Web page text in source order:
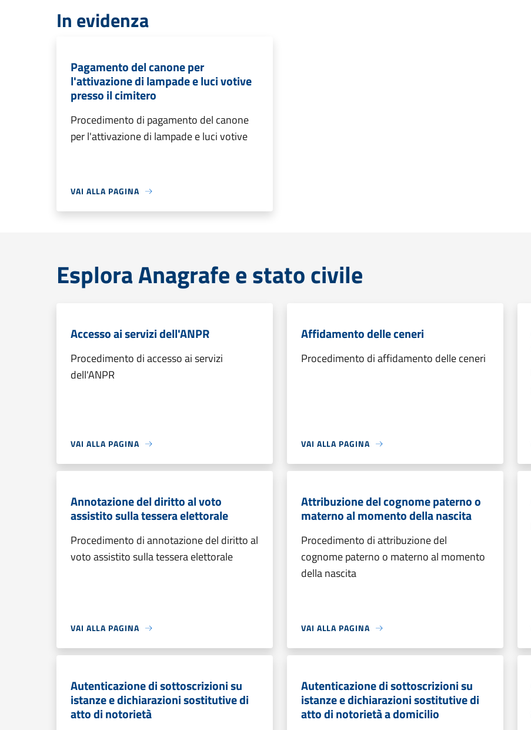
In evidenza
Pagamento del canone per
l'attivazione di lampade e luci votive
presso il cimitero
Procedimento di pagamento del canone
per l'attivazione di lampade e luci votive
VAI ALLA PAGINA
Esplora Anagrafe e stato civile
Accesso ai servizi dell'ANPR
Procedimento di accesso ai servizi
dell'ANPR
VAI ALLA PAGINA
Affidamento delle ceneri
Procedimento di affidamento delle ceneri
VAI ALLA PAGINA
Annotazione del diritto al voto
assistito sulla tessera elettorale
Procedimento di annotazione del diritto al
voto assistito sulla tessera elettorale
VAI ALLA PAGINA
Attribuzione del cognome paterno o
materno al momento della nascita
Procedimento di attribuzione del
cognome paterno o materno al momento
della nascita
VAI ALLA PAGINA
Autenticazione di sottoscrizioni su
istanze e dichiarazioni sostitutive di
atto di notorietà
Autenticazione di sottoscrizioni su
istanze e dichiarazioni sostitutive di
atto di notorietà a domicilio